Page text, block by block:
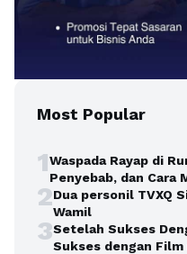
Most Popular
1Waspada Rayap di
Penyebab, dan Cara
2Dua personil TVXQ
Wamil
3Setelah Sukses
Sukses dengan